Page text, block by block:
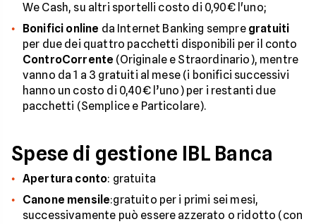
We Cash, su altri sportelli costo di 0,90€ l'uno;
Bonifici online da Internet Banking sempre gratuiti
per due dei quattro pacchetti disponibili per il conto
ControCorrente (Originale e Straordinario), mentre
vanno da 1 a 3 gratuiti al mese (i bonifici successivi
hanno un costo di 0,40€ l’uno) per i restanti due
pacchetti (Semplice e Particolare).
Spese di gestione IBL Banca
Apertura conto: gratuita
Canone mensile:gratuito per i primi sei mesi,
successivamente può essere azzerato o ridotto (con